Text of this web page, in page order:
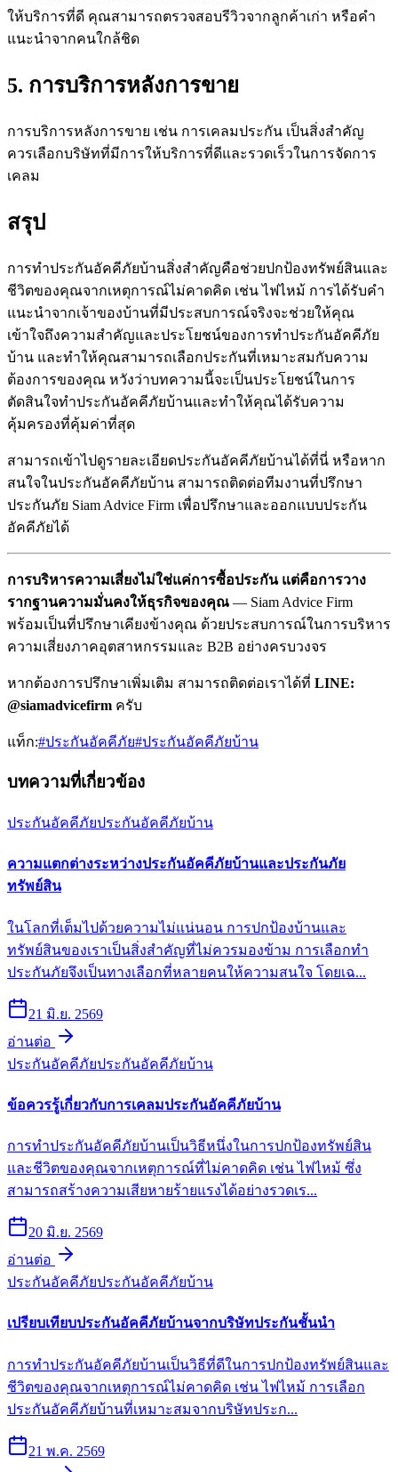
ให้บริการที่ดี คุณสามารถตรวจสอบรีวิวจากลูกค้าเก่า หรือคำ
แนะนำจากคนใกล้ชิด
5. การบริการหลังการขาย
การบริการหลังการขาย เช่น การเคลมประกัน เป็นสิ่งสำคัญ
ควรเลือกบริษัทที่มีการให้บริการที่ดีและรวดเร็วในการจัดการ
เคลม
สรุป
การทำประกันอัคคีภัยบ้านสิ่งสำคัญคือช่วยปกป้องทรัพย์สินและ
ชีวิตของคุณจากเหตุการณ์ไม่คาดคิด เช่น ไฟไหม้ การได้รับคำ
แนะนำจากเจ้าของบ้านที่มีประสบการณ์จริงจะช่วยให้คุณ
เข้าใจถึงความสำคัญและประโยชน์ของการทำประกันอัคคีภัย
บ้าน และทำให้คุณสามารถเลือกประกันที่เหมาะสมกับความ
ต้องการของคุณ หวังว่าบทความนี้จะเป็นประโยชน์ในการ
ตัดสินใจทำประกันอัคคีภัยบ้านและทำให้คุณได้รับความ
คุ้มครองที่คุ้มค่าที่สุด
สามารถเข้าไปดูรายละเอียดประกันอัคคีภัยบ้านได้ที่นี่ หรือหาก
สนใจในประกันอัคคีภัยบ้าน สามารถติดต่อทีมงานที่ปรึกษา
ประกันภัย Siam Advice Firm เพื่อปรึกษาและออกแบบประกัน
อัคคีภัยได้
การบริหารความเสี่ยงไม่ใช่แค่การซื้อประกัน แต่คือการวาง
รากฐานความมั่นคงให้ธุรกิจของคุณ — Siam Advice Firm
พร้อมเป็นที่ปรึกษาเคียงข้างคุณ ด้วยประสบการณ์ในการบริหาร
ความเสี่ยงภาคอุตสาหกรรมและ B2B อย่างครบวงจร
หากต้องการปรึกษาเพิ่มเติม สามารถติดต่อเราได้ที่ LINE:
@siamadvicefirm ครับ
แท็ก:#ประกันอัคคีภัย#ประกันอัคคีภัยบ้าน
บทความที่เกี่ยวข้อง
ประกันอัคคีภัยประกันอัคคีภัยบ้าน
ความแตกต่างระหว่างประกันอัคคีภัยบ้านและประกันภัย
ทรัพย์สิน
ในโลกที่เต็มไปด้วยความไม่แน่นอน การปกป้องบ้านและ
ทรัพย์สินของเราเป็นสิ่งสำคัญที่ไม่ควรมองข้าม การเลือกทำ
ประกันภัยจึงเป็นทางเลือกที่หลายคนให้ความสนใจ โดยเฉ...
21 มิ.ย. 2569
อ่านต่อ
ประกันอัคคีภัยประกันอัคคีภัยบ้าน
ข้อควรรู้เกี่ยวกับการเคลมประกันอัคคีภัยบ้าน
การทำประกันอัคคีภัยบ้านเป็นวิธีหนึ่งในการปกป้องทรัพย์สิน
และชีวิตของคุณจากเหตุการณ์ที่ไม่คาดคิด เช่น ไฟไหม้ ซึ่ง
สามารถสร้างความเสียหายร้ายแรงได้อย่างรวดเร...
20 มิ.ย. 2569
อ่านต่อ
ประกันอัคคีภัยประกันอัคคีภัยบ้าน
เปรียบเทียบประกันอัคคีภัยบ้านจากบริษัทประกันชั้นนำ
การทำประกันอัคคีภัยบ้านเป็นวิธีที่ดีในการปกป้องทรัพย์สินและ
ชีวิตของคุณจากเหตุการณ์ไม่คาดคิด เช่น ไฟไหม้ การเลือก
ประกันอัคคีภัยบ้านที่เหมาะสมจากบริษัทประก...
21 พ.ค. 2569